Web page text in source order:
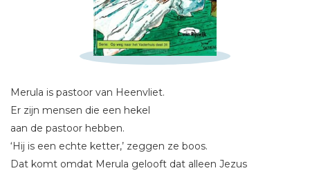
Merula is pastoor van Heenvliet.
Er zijn mensen die een hekel
aan de pastoor hebben.
‘Hij is een echte ketter,’ zeggen ze boos.
Dat komt omdat Merula gelooft dat alleen Jezus
Schrijf hieronder je review!
Naam *
E-mail *
Bericht *